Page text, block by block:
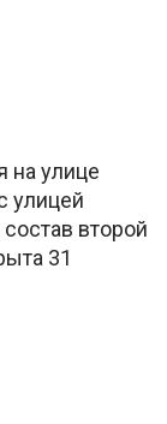
на улице
улицей
второй
31